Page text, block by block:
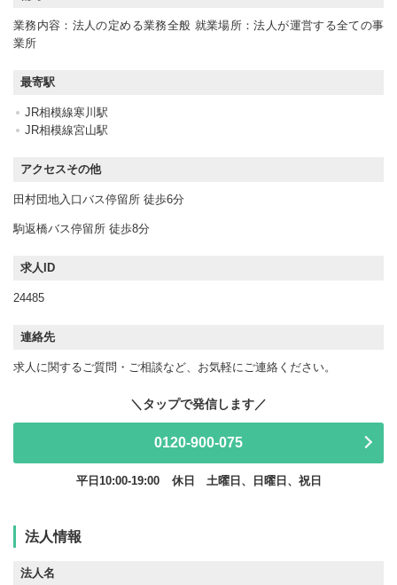
業務内容：法人の定める業務全般 就業場所：法人が運営する全ての事
業所
最寄駅
JR相模線寒川駅
JR相模線宮山駅
アクセスその他
田村団地入口バス停留所 徒歩6分
駒返橋バス停留所 徒歩8分
求人ID
24485
連絡先
求人に関するご質問・ご相談など、お気軽にご連絡ください。
0120-900-075
平日10:00-19:00 休日 土曜日、日曜日、祝日
法人情報
法人名